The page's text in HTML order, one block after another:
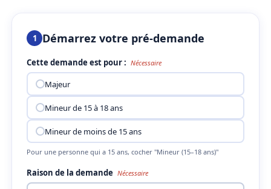
1 Démarrez votre pré-demande
Cette demande est pour : Nécessaire
Majeur
Mineur de 15 à 18 ans
Mineur de moins de 15 ans
Pour une personne qui a 15 ans, cocher "Mineur (15–18 ans)"
Raison de la demande Nécessaire